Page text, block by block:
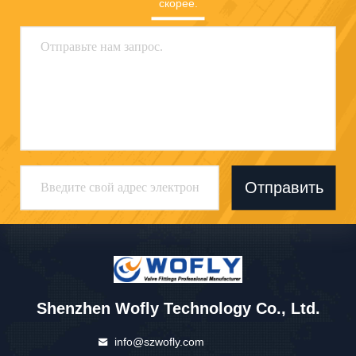
скорее.
Отправить
Shenzhen Wofly Technology Co., Ltd.
info@szwofly.com